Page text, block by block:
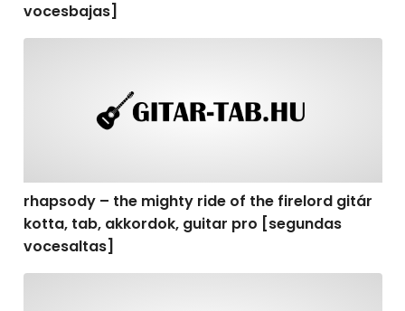
vocesbajas]
rhapsody – the mighty ride of the firelord gitár
kotta, tab, akkordok, guitar pro [segundas
vocesaltas]